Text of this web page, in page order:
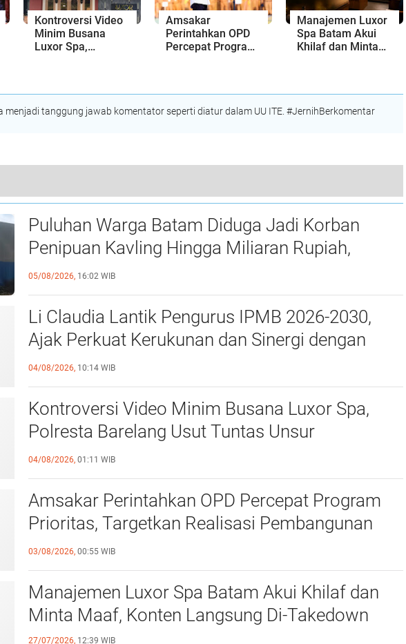
Kontroversi Video
Minim Busana
Luxor Spa,
Hukum
Amsakar
Perintahkan OPD
Percepat Program
Pembangunan
Lampaui 50
Manajemen Luxor
Spa Batam Akui
Khilaf dan Minta
menjadi tanggung jawab komentator seperti diatur dalam UU ITE. #JernihBerkomentar
BP Batam dan PT PLN Batam Perkuat Kolaborasi Humas, Bahas Strategi Komunikasi Publik
Puluhan Warga Batam Diduga Jadi Korban
Penipuan Kavling Hingga Miliaran Rupiah,
Laporan ke Polda Kepri Jalan di Tempat?
05/08/2026, 16:02 WIB
Li Claudia Lantik Pengurus IPMB 2026-2030,
Ajak Perkuat Kerukunan dan Sinergi dengan
Pemko Batam
04/08/2026, 10:14 WIB
Kontroversi Video Minim Busana Luxor Spa,
Polresta Barelang Usut Tuntas Unsur
Pelanggaran Hukum
04/08/2026, 01:11 WIB
Amsakar Perintahkan OPD Percepat Program
Prioritas, Targetkan Realisasi Pembangunan
Lampaui 50 Persen
03/08/2026, 00:55 WIB
Manajemen Luxor Spa Batam Akui Khilaf dan
Minta Maaf, Konten Langsung Di-Takedown
27/07/2026, 12:39 WIB